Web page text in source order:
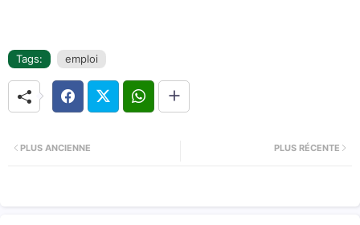
Tags: emploi
PLUS RÉCENTE
PLUS ANCIENNE